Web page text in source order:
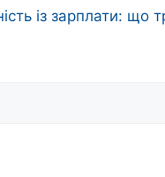
із зарплати: що